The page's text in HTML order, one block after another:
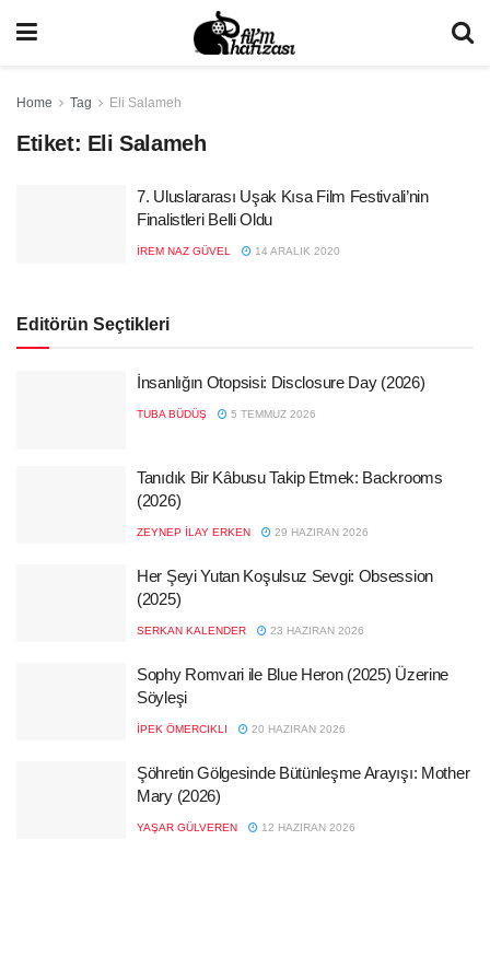
Home Tag Eli Salameh
Etiket: Eli Salameh
7. Uluslararası Uşak Kısa Film Festivali’nin
Finalistleri Belli Oldu
İREM NAZ GÜVEL 14 ARALIK 2020
Editörün Seçtikleri
İnsanlığın Otopsisi: Disclosure Day (2026)
TUBA BÜDÜŞ 5 TEMMUZ 2026
Tanıdık Bir Kâbusu Takip Etmek: Backrooms
(2026)
ZEYNEP İLAY ERKEN 29 HAZIRAN 2026
Her Şeyi Yutan Koşulsuz Sevgi: Obsession
(2025)
SERKAN KALENDER 23 HAZIRAN 2026
Sophy Romvari ile Blue Heron (2025) Üzerine
Söyleşi
İPEK ÖMERCIKLI 20 HAZIRAN 2026
Şöhretin Gölgesinde Bütünleşme Arayışı: Mother
Mary (2026)
YAŞAR GÜLVEREN 12 HAZIRAN 2026